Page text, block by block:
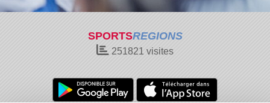
SPORTSREGIONS
251821 visites